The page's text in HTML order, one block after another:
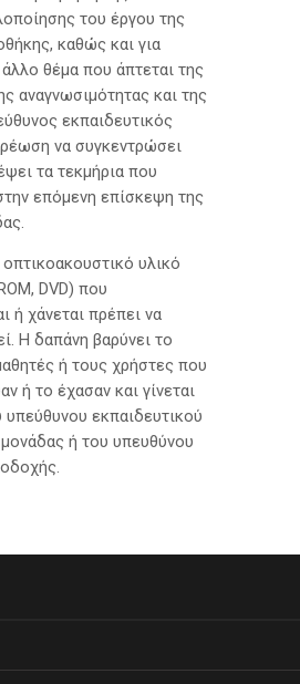
του έργου της
καθώς και για
θέμα που άπτεται της
αναγνωσιμότητας και της
εκπαιδευτικός
να συγκεντρώσει
τα τεκμήρια που
επόμενη επίσκεψη της
υλικό
DVD) που
ή χάνεται πρέπει να
Η δαπάνη βαρύνει το
ή τους χρήστες που
ή το έχασαν και γίνεται
υπεύθυνου εκπαιδευτικού
ή του υπευθύνου